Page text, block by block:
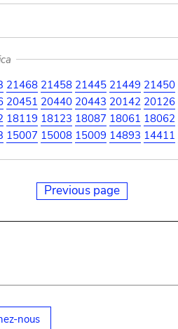
21468 21458 21445 21449 21450
20451 20440 20443 20142 20126
18119 18123 18087 18061 18062
15007 15008 15009 14893 14411
Previous page
nous